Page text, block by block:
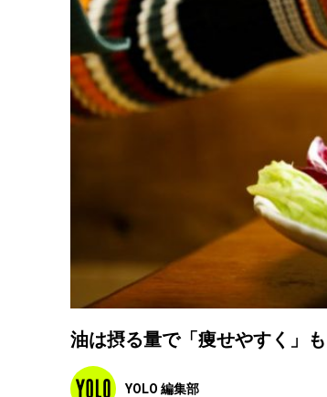
油は摂る量で「痩せやすく」
YOLO 編集部